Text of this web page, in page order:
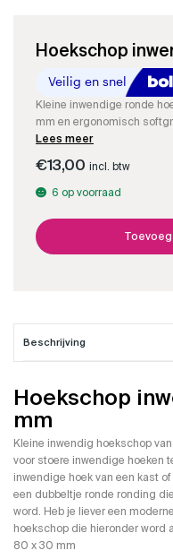
Hoekschop
Kleine inwendige ronde
mm en ergonomisch
Lees meer
€13,00 incl. btw
6 op voorraad
Beschrijving
Hoekschop
mm
Kleine inwendig hoekschop
voor stoere inwendige hoeken
inwendige hoek van een kast
een dubbeltje ronde ronding
word. Heb je liever een
hoekschop die hieronder word
80 x 30 mm